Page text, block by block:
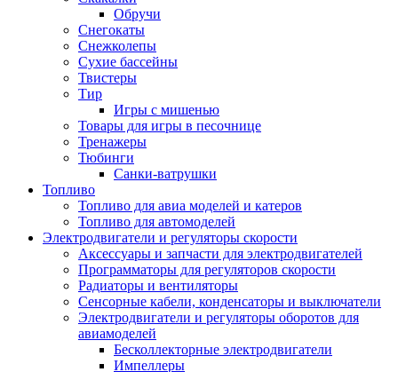
Обручи
Снегокаты
Снежколепы
Сухие бассейны
Твистеры
Тир
Игры с мишенью
Товары для игры в песочнице
Тренажеры
Тюбинги
Санки-ватрушки
Топливо
Топливо для авиа моделей и катеров
Топливо для автомоделей
Электродвигатели и регуляторы скорости
Аксессуары и запчасти для электродвигателей
Программаторы для регуляторов скорости
Радиаторы и вентиляторы
Сенсорные кабели, конденсаторы и выключатели
Электродвигатели и регуляторы оборотов для
авиамоделей
Бесколлекторные электродвигатели
Импеллеры